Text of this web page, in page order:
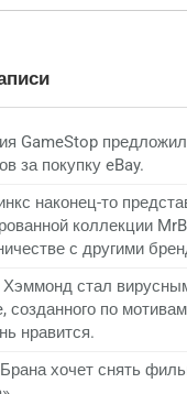
GameStop
за покупку eBay.
наконец-то
коллекции
с другими
стал
созданного по
нравится.
хочет снять